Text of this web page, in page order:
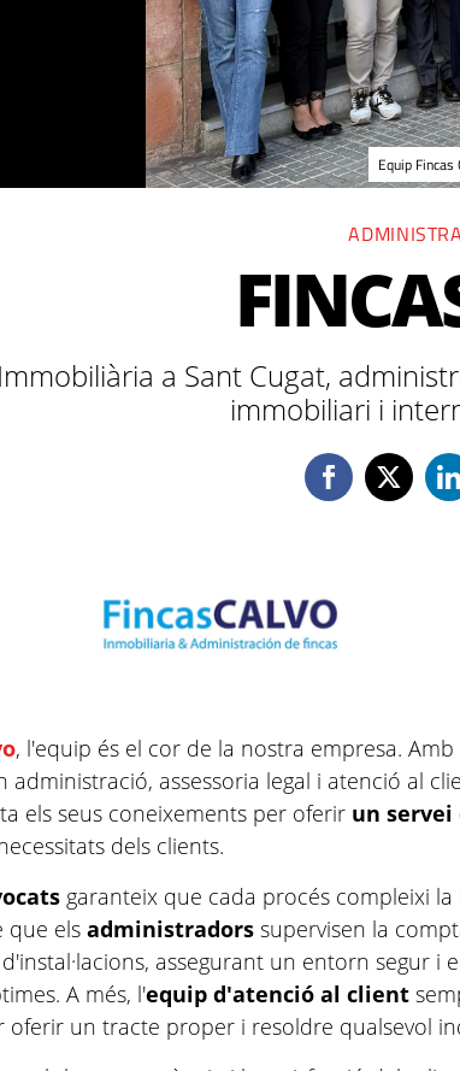
Equip Fincas
Immobiliària a Sant Cugat,
immobiliari i
, l'equip és el cor de la nostra empresa. Amb
administració, assessoria legal i atenció al
els seus coneixements per oferir un
dels clients.
garanteix que cada procés compleixi la
que els administradors supervisen la
assegurant un entorn segur i
A més, l'equip d'atenció al client
oferir un tracte proper i resoldre qualsevol